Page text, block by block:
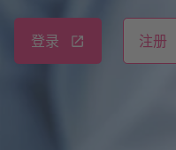
登录 注册